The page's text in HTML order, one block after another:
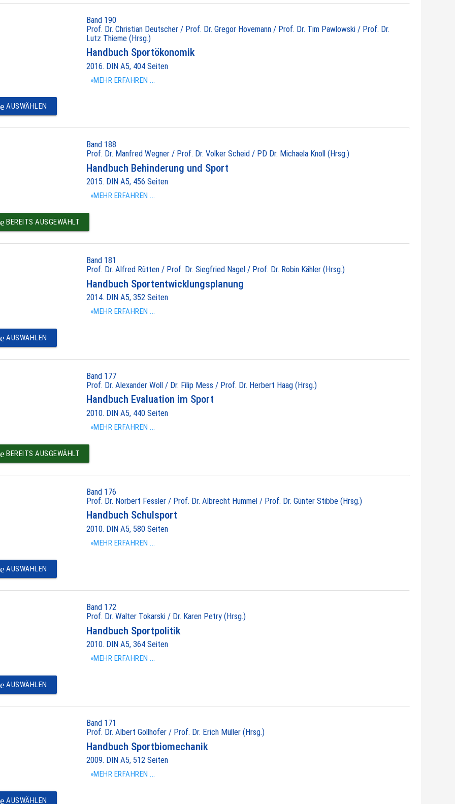
Band 190
Prof. Dr. Christian Deutscher / Prof. Dr. Gregor Hovemann / Prof. Dr. Tim Pawlowski / Prof. Dr.
Lutz Thieme (Hrsg.)
Handbuch Sportökonomik
2016. DIN A5, 404 Seiten
»MEHR ERFAHREN ...
AUSWÄHLEN
Band 188
Prof. Dr. Manfred Wegner / Prof. Dr. Volker Scheid / PD Dr. Michaela Knoll (Hrsg.)
Handbuch Behinderung und Sport
2015. DIN A5, 456 Seiten
»MEHR ERFAHREN ...
BEREITS AUSGEWÄHLT
Band 181
Prof. Dr. Alfred Rütten / Prof. Dr. Siegfried Nagel / Prof. Dr. Robin Kähler (Hrsg.)
Handbuch Sportentwicklungsplanung
2014. DIN A5, 352 Seiten
»MEHR ERFAHREN ...
AUSWÄHLEN
Band 177
Prof. Dr. Alexander Woll / Dr. Filip Mess / Prof. Dr. Herbert Haag (Hrsg.)
Handbuch Evaluation im Sport
2010. DIN A5, 440 Seiten
»MEHR ERFAHREN ...
BEREITS AUSGEWÄHLT
Band 176
Prof. Dr. Norbert Fessler / Prof. Dr. Albrecht Hummel / Prof. Dr. Günter Stibbe (Hrsg.)
Handbuch Schulsport
2010. DIN A5, 580 Seiten
»MEHR ERFAHREN ...
AUSWÄHLEN
Band 172
Prof. Dr. Walter Tokarski / Dr. Karen Petry (Hrsg.)
Handbuch Sportpolitik
2010. DIN A5, 364 Seiten
»MEHR ERFAHREN ...
AUSWÄHLEN
Band 171
Prof. Dr. Albert Gollhofer / Prof. Dr. Erich Müller (Hrsg.)
Handbuch Sportbiomechanik
2009. DIN A5, 512 Seiten
»MEHR ERFAHREN ...
AUSWÄHLEN